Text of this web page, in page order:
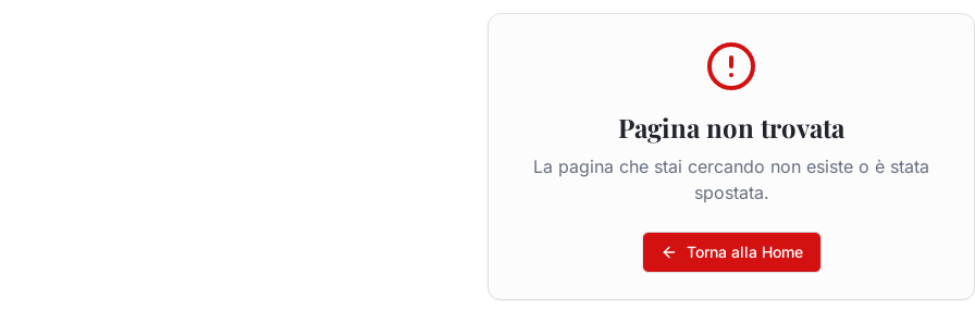
Pagina non trovata
La pagina che stai cercando non esiste o è stata
spostata.
Torna alla Home